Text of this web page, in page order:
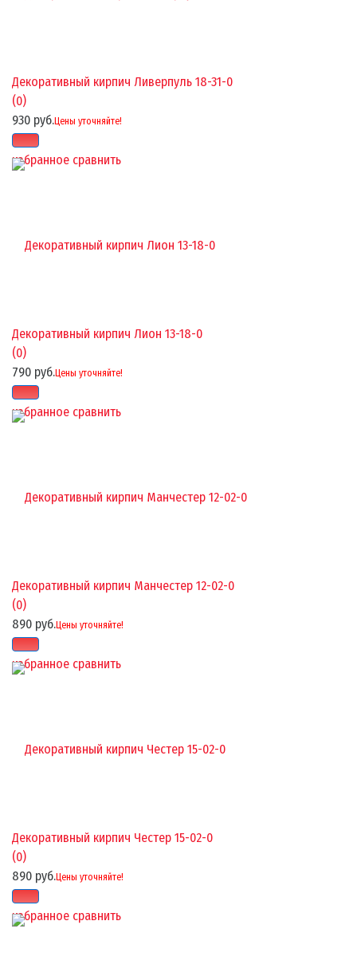
избранное сравнить
Декоративный кирпич Ливерпуль 18-31-0
(0)
930 руб.Цены уточняйте!
избранное сравнить
Декоративный кирпич Лион 13-18-0
(0)
790 руб.Цены уточняйте!
избранное сравнить
Декоративный кирпич Манчестер 12-02-0
(0)
890 руб.Цены уточняйте!
избранное сравнить
Декоративный кирпич Честер 15-02-0
(0)
890 руб.Цены уточняйте!